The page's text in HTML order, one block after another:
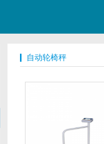
自动轮椅秤